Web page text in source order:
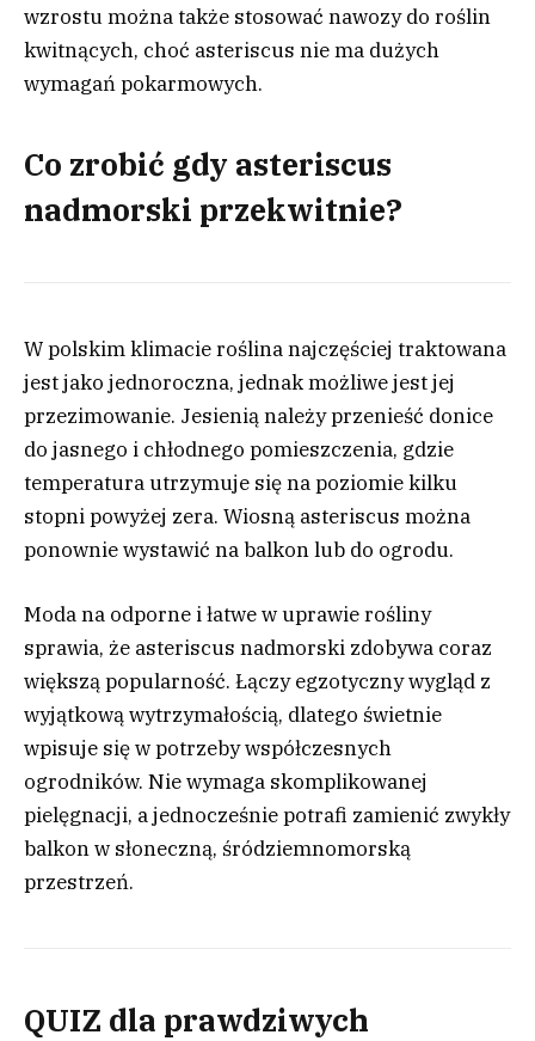
wzrostu można także stosować nawozy do roślin
kwitnących, choć asteriscus nie ma dużych
wymagań pokarmowych.
Co zrobić gdy asteriscus
nadmorski przekwitnie?
W polskim klimacie roślina najczęściej traktowana
jest jako jednoroczna, jednak możliwe jest jej
przezimowanie. Jesienią należy przenieść donice
do jasnego i chłodnego pomieszczenia, gdzie
temperatura utrzymuje się na poziomie kilku
stopni powyżej zera. Wiosną asteriscus można
ponownie wystawić na balkon lub do ogrodu.
Moda na odporne i łatwe w uprawie rośliny
sprawia, że asteriscus nadmorski zdobywa coraz
większą popularność. Łączy egzotyczny wygląd z
wyjątkową wytrzymałością, dlatego świetnie
wpisuje się w potrzeby współczesnych
ogrodników. Nie wymaga skomplikowanej
pielęgnacji, a jednocześnie potrafi zamienić zwykły
balkon w słoneczną, śródziemnomorską
przestrzeń.
QUIZ dla prawdziwych